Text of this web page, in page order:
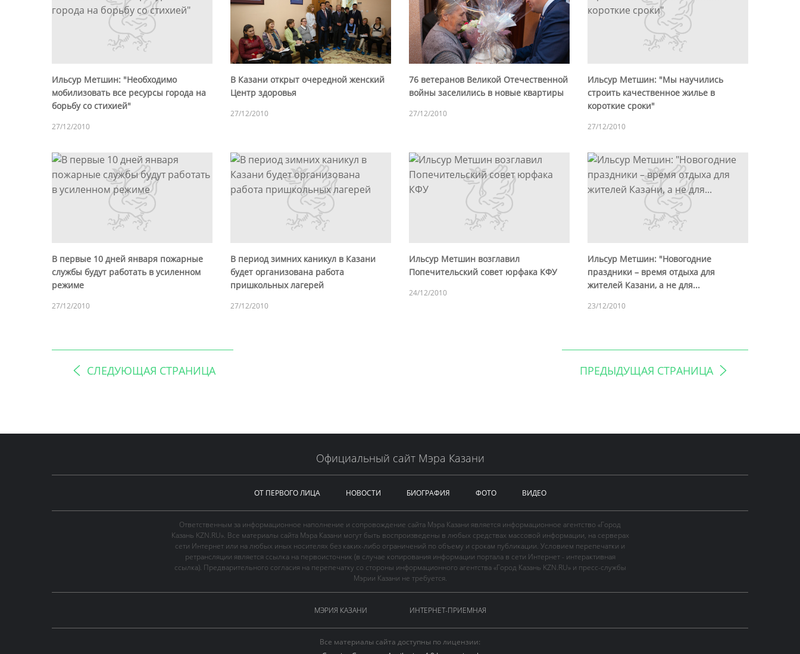
Ильсур Метшин: "Необходимо
мобилизовать все ресурсы города на
борьбу со стихией"
27/12/2010
В Казани открыт очередной женский
Центр здоровья
27/12/2010
76 ветеранов Великой Отечественной
войны заселились в новые квартиры
27/12/2010
Ильсур Метшин: "Мы научились
строить качественное жилье в
короткие сроки"
27/12/2010
В первые 10 дней января пожарные
службы будут работать в усиленном
режиме
27/12/2010
В период зимних каникул в Казани
будет организована работа
пришкольных лагерей
27/12/2010
Ильсур Метшин возглавил
Попечительский совет юрфака КФУ
24/12/2010
Ильсур Метшин: "Новогодние
праздники – время отдыха для
жителей Казани, а не для...
23/12/2010
СЛЕДУЮЩАЯ СТРАНИЦА ПРЕДЫДУЩАЯ СТРАНИЦА
Официальный сайт Мэра Казани
ОТ ПЕРВОГО ЛИЦА НОВОСТИ БИОГРАФИЯ ФОТО ВИДЕО
Ответственным за информационное наполнение и сопровождение сайта Мэра Казани является информационное агентство «Город
Казань KZN.RU». Все материалы сайта Мэра Казани могут быть воспроизведены в любых средствах массовой информации, на серверах
сети Интернет или на любых иных носителях без каких-либо ограничений по объему и срокам публикации. Условием перепечатки и
ретрансляции является ссылка на первоисточник (в случае копирования информации портала в сети Интернет - интерактивная
ссылка). Предварительного согласия на перепечатку со стороны информационного агентства «Город Казань KZN.RU» и пресс-службы
Мэрии Казани не требуется.
МЭРИЯ КАЗАНИ ИНТЕРНЕТ-ПРИЕМНАЯ
Все материалы сайта доступны по лицензии: